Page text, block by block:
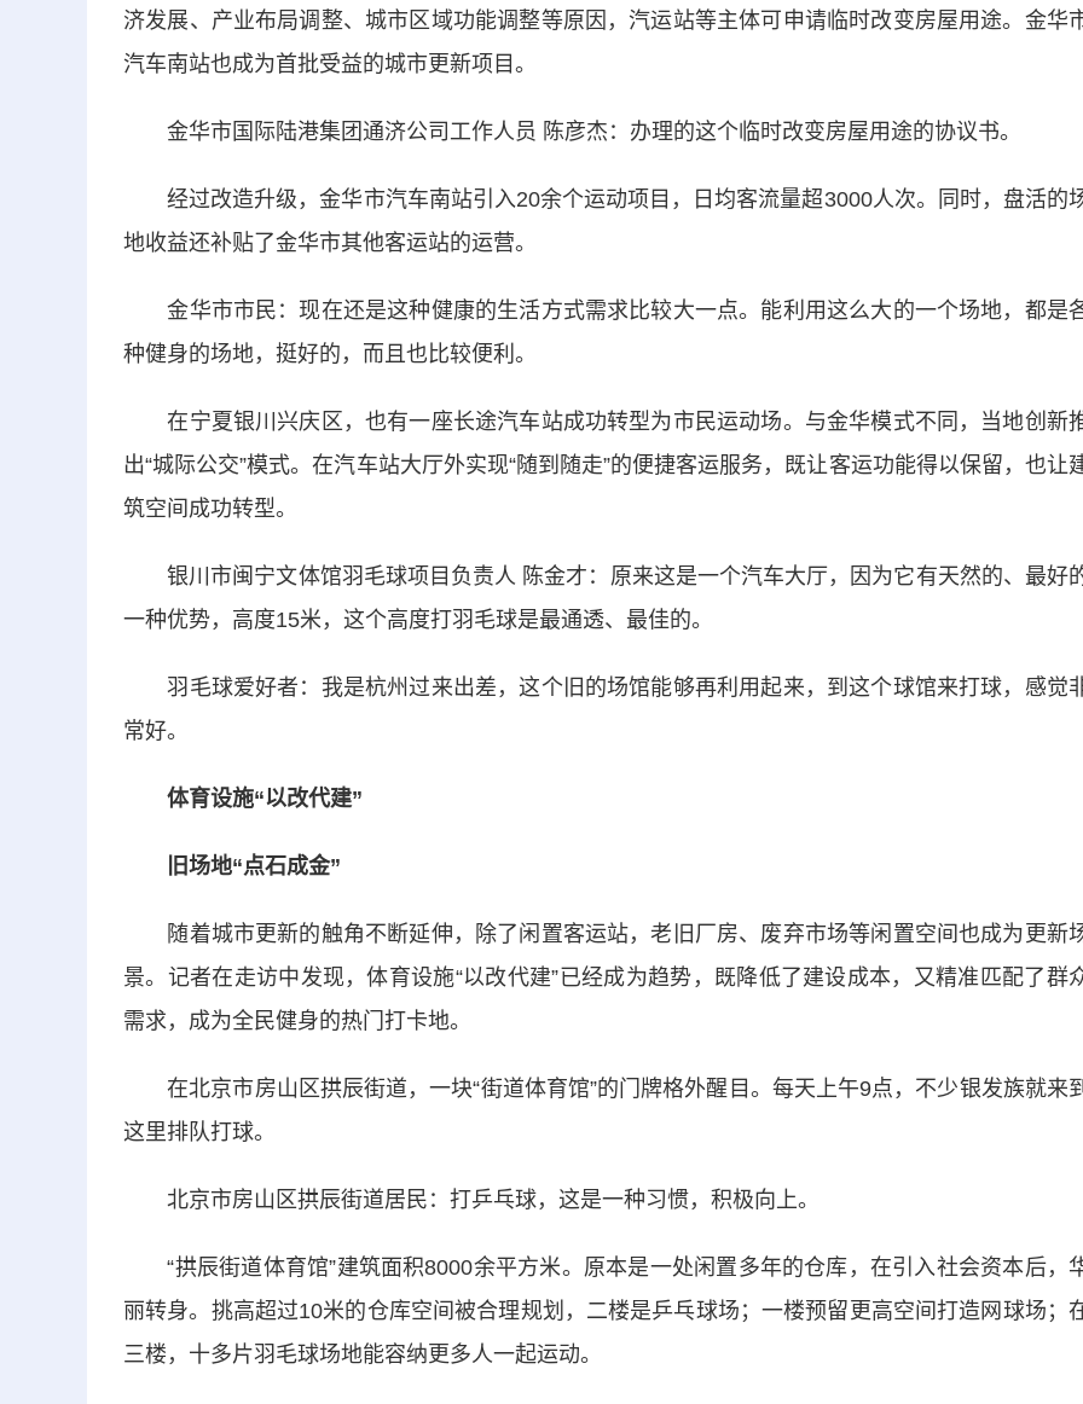
济发展、产业布局调整、城市区域功能调整等原因，汽运站等主体可申请临时改变房屋用途。金华
汽车南站也成为首批受益的城市更新项目。
金华市国际陆港集团通济公司工作人员 陈彦杰：办理的这个临时改变房屋用途的协议书。
经过改造升级，金华市汽车南站引入20余个运动项目，日均客流量超3000人次。同时，盘活的
地收益还补贴了金华市其他客运站的运营。
金华市市民：现在还是这种健康的生活方式需求比较大一点。能利用这么大的一个场地，都是
种健身的场地，挺好的，而且也比较便利。
在宁夏银川兴庆区，也有一座长途汽车站成功转型为市民运动场。与金华模式不同，当地创新
出“城际公交”模式。在汽车站大厅外实现“随到随走”的便捷客运服务，既让客运功能得以保留，也让
筑空间成功转型。
银川市闽宁文体馆羽毛球项目负责人 陈金才：原来这是一个汽车大厅，因为它有天然的、最好
一种优势，高度15米，这个高度打羽毛球是最通透、最佳的。
羽毛球爱好者：我是杭州过来出差，这个旧的场馆能够再利用起来，到这个球馆来打球，感觉
常好。
体育设施“以改代建”
旧场地“点石成金”
随着城市更新的触角不断延伸，除了闲置客运站，老旧厂房、废弃市场等闲置空间也成为更新
景。记者在走访中发现，体育设施“以改代建”已经成为趋势，既降低了建设成本，又精准匹配了群
需求，成为全民健身的热门打卡地。
在北京市房山区拱辰街道，一块“街道体育馆”的门牌格外醒目。每天上午9点，不少银发族就来到
这里排队打球。
北京市房山区拱辰街道居民：打乒乓球，这是一种习惯，积极向上。
“拱辰街道体育馆”建筑面积8000余平方米。原本是一处闲置多年的仓库，在引入社会资本后，
丽转身。挑高超过10米的仓库空间被合理规划，二楼是乒乓球场；一楼预留更高空间打造网球场；
三楼，十多片羽毛球场地能容纳更多人一起运动。